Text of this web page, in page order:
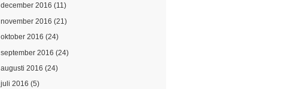
december 2016 (11)
november 2016 (21)
oktober 2016 (24)
september 2016 (24)
augusti 2016 (24)
juli 2016 (5)